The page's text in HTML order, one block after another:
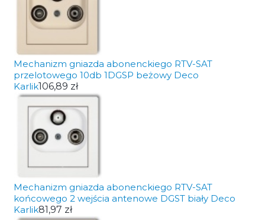
Mechanizm gniazda abonenckiego RTV-SAT
przelotowego 10db 1DGSP beżowy Deco
Karlik106,89 zł
Mechanizm gniazda abonenckiego RTV-SAT
końcowego 2 wejścia antenowe DGST biały Deco
Karlik81,97 zł